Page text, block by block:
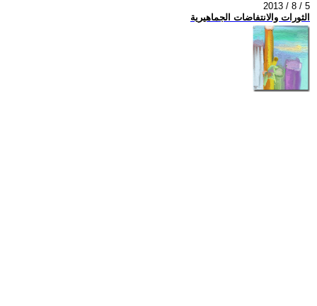
2013 / 8 / 5
الثورات والانتفاضات الجماهيرية